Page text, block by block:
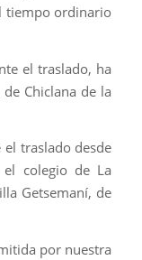
tiempo ordinario
el traslado, ha
Chiclana de la
traslado desde
colegio de La
Getsemaní, de
por nuestra